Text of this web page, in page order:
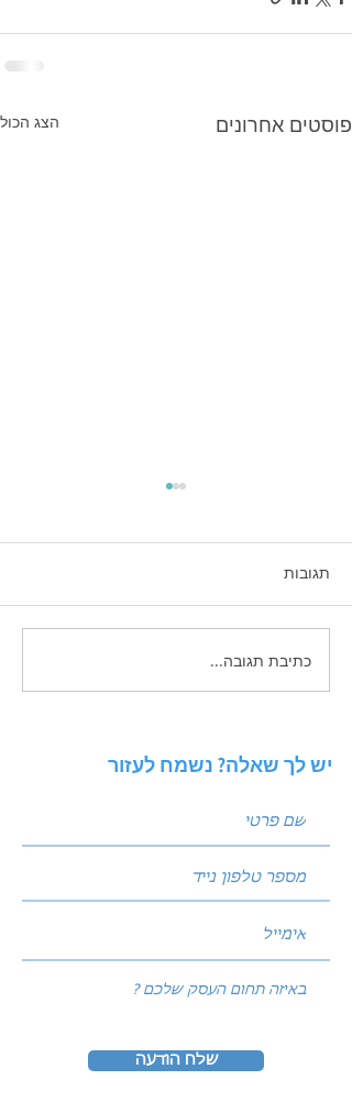
פוסטים אחרונים הצג הכול
איך לכתוב פוסטים שמביאים
לידים: נוסחת הקידום
תגובות
כתיבת תגובה...
יש לך שאלה? נשמח לעזור
שלח הודעה